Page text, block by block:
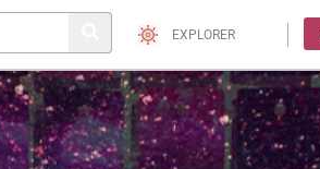
EXPLORER